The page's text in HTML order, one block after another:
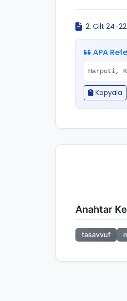
2. Cilt 24-
APA
Harputi,
Kopyala
Anahtar
tasavvuf